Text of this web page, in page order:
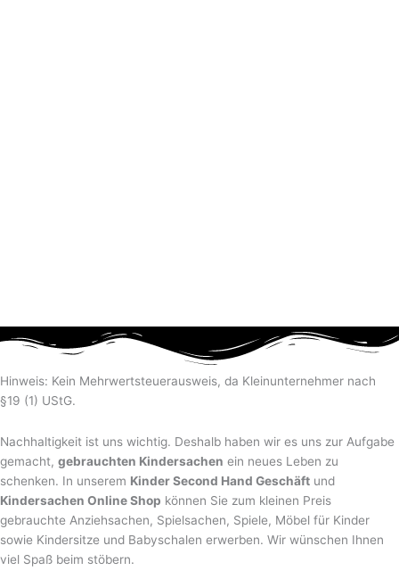
Hinweis: Kein Mehrwertsteuerausweis, da Kleinunternehmer nach
§19 (1) UStG.
Nachhaltigkeit ist uns wichtig. Deshalb haben wir es uns zur Aufgabe
gemacht, gebrauchten Kindersachen ein neues Leben zu
schenken. In unserem Kinder Second Hand Geschäft und
Kindersachen Online Shop können Sie zum kleinen Preis
gebrauchte Anziehsachen, Spiel­sachen, Spiele, Möbel für Kinder
sowie Kindersitze und Babyschalen erwerben. Wir wünschen Ihnen
viel Spaß beim stöbern.